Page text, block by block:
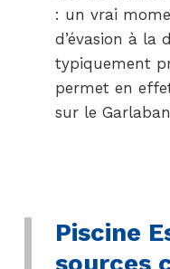
: un vrai
d’évasion à la
typiquement
permet en
sur le
Piscine